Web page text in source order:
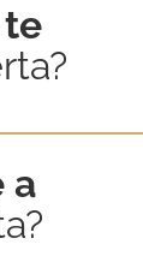
te
a